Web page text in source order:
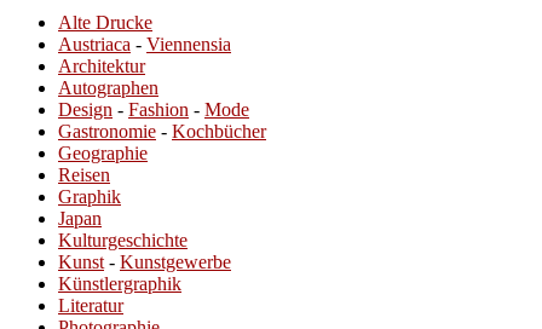
Alte Drucke
Austriaca - Viennensia
Architektur
Autographen
Design - Fashion - Mode
Gastronomie - Kochbücher
Geographie
Reisen
Graphik
Japan
Kulturgeschichte
Kunst - Kunstgewerbe
Künstlergraphik
Literatur